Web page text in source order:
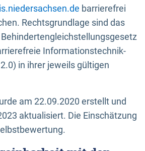
barrierefrei
Rechtsgrundlage sind das
Informationstechnik-
in ihrer jeweils gültigen
am 22.09.2020 erstellt und
aktualisiert. Die Einschätzung